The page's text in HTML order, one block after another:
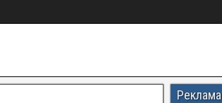
Реклама